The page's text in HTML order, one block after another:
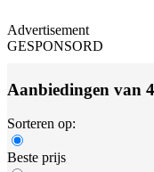
Advertisement
GESPONSORD
Aanbiedingen van
Sorteren op:
Beste prijs